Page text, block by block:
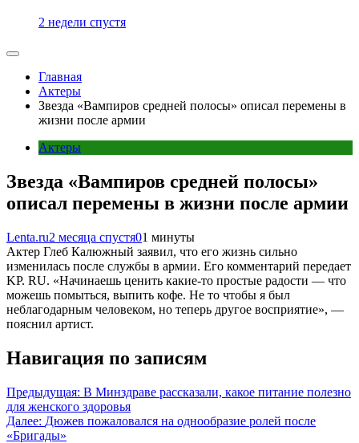
2 недели спустя
Главная
Актеры
Звезда «Вампиров средней полосы» описал перемены в
жизни после армии
Актеры
Звезда «Вампиров средней полосы»
описал перемены в жизни после армии
Lenta.ru2 месяца спустя01 минуты
Актер Глеб Калюжный заявил, что его жизнь сильно
изменилась после службы в армии. Его комментарий передает
KP. RU. «Начинаешь ценить какие-то простые радости — что
можешь помыться, выпить кофе. Не то чтобы я был
неблагодарным человеком, но теперь другое восприятие», —
пояснил артист.
Навигация по записям
Предыдущая: В Минздраве рассказали, какое питание полезно
для женского здоровья
Далее: Дюжев пожаловался на однообразие ролей после
«Бригады»